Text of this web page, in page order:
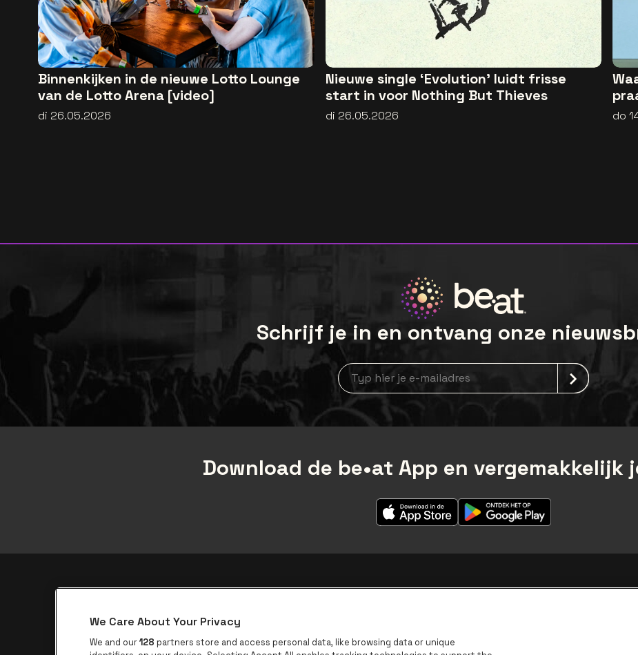
Binnenkijken in de nieuwe Lotto Lounge
van de Lotto Arena [video]
di 26.05.2026
Nieuwe single ‘Evolution’ luidt frisse
start in voor Nothing But Thieves
di 26.05.2026 do
Schrijf je in en ontvang onze
newsLetterLabel
Download de be•at App en vergemakkelijk
be•at App
We Care About Your Privacy
We and our128 partners store and access personal data, like browsing data or unique